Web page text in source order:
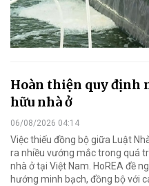
Hoàn thiện quy định
hữu nhà ở
06/08/2026 04:14
Việc thiếu đồng bộ giữa Luật
ra nhiều vướng mắc trong quá
nhà ở tại Việt Nam. HoREA đề
hướng minh bạch, đồng bộ với